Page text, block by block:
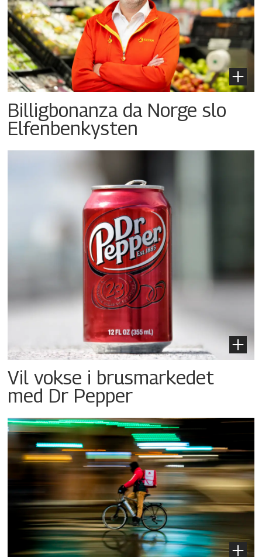
Billigbonanza da Norge slo
Elfenbenkysten
Vil vokse i brusmarkedet
med Dr Pepper